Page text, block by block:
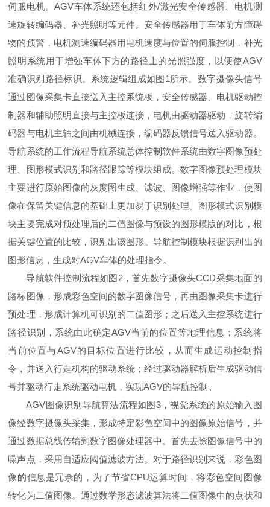
伺服电机。AGV车体系统还包括红外/激光安全传感器、电机测
速旋转编码器、补光照明等元件。安全传感器用于车体前方障碍
物的预警，电机测速编码器用电机速度与位置的伺服控制，补光
照明系统用于增强车体下方的路径上的光照强度，以便使AGV
准确识别路径标识。系统逻辑组成如图1所示。数字摄像头信号
通过图像采集卡直接送入主控系统板，安全传感器、电机驱动控
制器和辅助照明直接与主控板连接，电机由驱动器驱动，旋转编
码器与电机主轴之间由机械连接，编码器反馈信号送入驱动器。
导航系统的工作流程导航系统总体控制软件系统由数字图像预处
理、图形模式识别和路径跟踪等模块组成。数字图像预处理模块
主要进行原始图像的灰度图生成、滤波、图像增强等作业，使图
像在保留关键信息的基础上更加易于识别处理。图形模式识别模
块主要完成对预处理后的二值图像与预设的图形模版的对比，根
据关键位置的比较，识别出该图形。导航控制模块根据识别出的
图形信息，生成对AGV车体的处理指令。
导航软件控制流程如图2，首先数字摄像头CCD采集地面的
路标图像，形成彩色空间的数字图像信号，再由图像采集卡进行
预处理，形成计算机可识别的二值图形；之后送入主控系统进行
路径识别，系统由此确定AGV当前的位置等地理信息；系统将
当前位置与AGV的目标位置进行比较，从而生成运动控制指
令，并送入行走机构的驱动系统；经过驱动器解析后生成驱动信
号并驱动行走系统驱动电机，实现AGV的导航控制。
AGV图像识别导航算法流程如图3，视觉系统的原始输入图
像经数字摄像头采集，形成特定彩色空间中的图像原始信号，并
通过数据总线传输到数字图像处理器中。首先去除图像信号中的
噪声点，采用自适应阈值滤波方法。对于路径识别来说，彩色图
像的信息是冗余的，为了节省CPU运算时间，将彩色空间图像
转化为二值图像。通过数学形态滤波算法将二值图像中的点状和